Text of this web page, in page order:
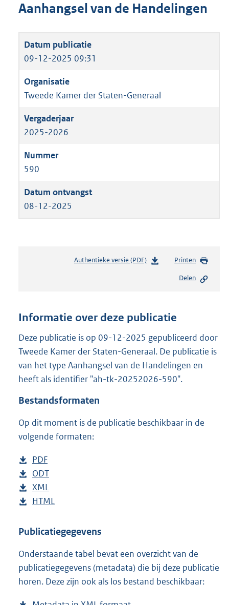
Aanhangsel van de Handelingen
09-12-2025 09:31
Tweede Kamer der Staten-Generaal
2025-2026
590
08-12-2025
Authentieke versie (PDF)b
n
s
r
o
o
:
Printen
Delen
Informatie over deze publicatie
Deze publicatie is op 09-12-2025 gepubliceerd door
Tweede Kamer der Staten-Generaal. De publicatie is
van het type Aanhangsel van de Handelingen en
heeft als identifier "ah-tk-20252026-590".
Bestandsformaten
Op dit moment is de publicatie beschikbaar in de
volgende formaten:
D
o
w
n
o
d
p
u
PDF
e
s
t
n
s
g
r
D
o
w
l
a
d
p
ODT
s
a
d
s
g
D
o
n
o
a
d
XML
e
t
n
d
s
D
w
l
o
a
HTML
s
a
n
d
Publicatiegegevens
Onderstaande tabel bevat een overzicht van de
publicatiegegevens (metadata) die bij deze publicatie
horen. Deze zijn ook als los bestand beschikbaar: